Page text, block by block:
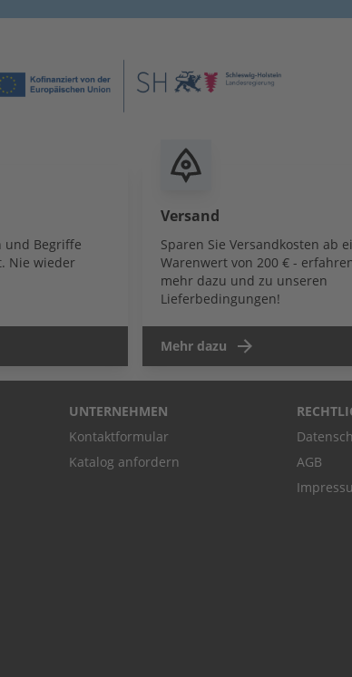
und Begriffe
Nie wieder
Versand
Sparen Sie Versandkosten ab
Warenwert von 200 € -
mehr dazu und zu unseren
Lieferbedingungen!
Mehr dazu
UNTERNEHMEN
Kontaktformular
Katalog anfordern
AGB